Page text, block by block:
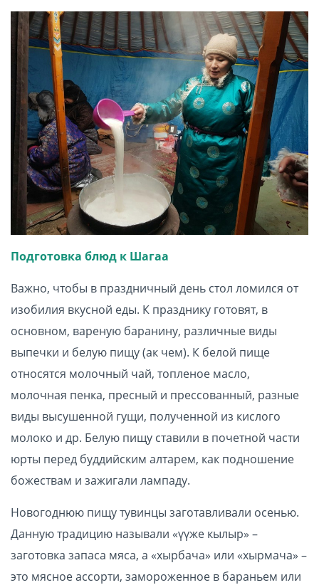
Подготовка блюд к Шагаа
Важно, чтобы в праздничный день стол ломился от
изобилия вкусной еды. К празднику готовят, в
основном, вареную баранину, различные виды
выпечки и белую пищу (ак чем). К белой пище
относятся молочный чай, топленое масло,
молочная пенка, пресный и прессованный, разные
виды высушенной гущи, полученной из кислого
молоко и др. Белую пищу ставили в почетной части
юрты перед буддийским алтарем, как подношение
божествам и зажигали лампаду.
Новогоднюю пищу тувинцы заготавливали осенью.
Данную традицию называли «үүже кылыр» –
заготовка запаса мяса, а «хырбача» или «хырмача» –
это мясное ассорти, замороженное в бараньем или